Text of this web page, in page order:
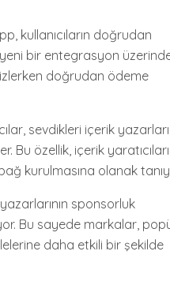
kullanıcıların doğrudan
bir entegrasyon
doğrudan ödeme
sevdikleri içerik
özellik, içerik
kurulmasına olanak
sponsorluk
Bu sayede markalar,
daha etkili bir şekilde